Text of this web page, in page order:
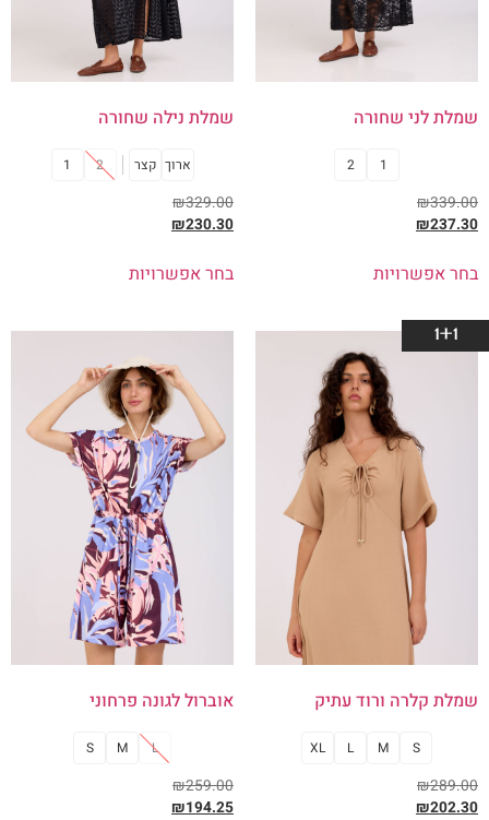
שמלת לני שחורה
1
2
₪339.00
₪237.30
בחר אפשרויות
שמלת נילה שחורה
ארוך קצר 2
1
₪329.00
₪230.30
בחר אפשרויות
1+1
שמלת קלרה ורוד עתיק
S
M
L
XL
₪289.00
₪202.30
אוברול לגונה פרחוני
L
M
S
₪259.00
₪194.25